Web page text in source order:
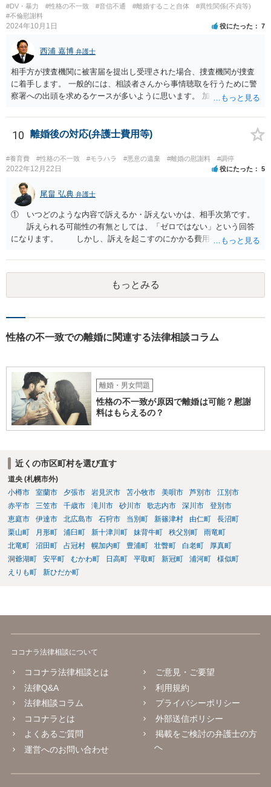
#DV・暴力 #性格の不一致 #音信不通 #離婚すること自体
#異性関係(不貞等)
#不倫慰謝料
2024年10月1日 役にたった 7
西浦 嘉博 弁護士
相手方が捜査機関に被害届を提出し受理された場合、捜査機関が捜査
に着手します。 一般的には、相談者さんから事情聴取を行うために警
察署への出頭を求めるケースが多いように思います。 加えて、相手方
具合などを実況見分調書で保存したりなど証拠を収集し、立件する方
針を決めた場合は検察庁に事件を送致する流れとなることが見込まれ
10 離婚後の対応(弁護士費用等)
#養育費 #性格の不一致 #モラハラ #悪意の遺棄 #離婚の慰謝料 #調停
2022年12月22日 役にたった 5
尾畠 弘典 弁護士
① いつどのような内容で訴えるか・訴えないかは、相手次第です。
訴えられる可能性の有無としては、「ゼロではない」という回答
になります。 しかし、訴えを起こすのにかかる費用や手間を考え
能力がない状況で作成した場合などは、無効になったり取り消された
りする可能性があります。しかし、法的には無効や取消しを主張する
ハードルはとても高いです。お聞きする限り、今回のケースでは無効
や取消しとなるような事情はないと思われます。 ③ 公正証書を作成
ります）と、合意内容について双方の了承が必要です。 現状では相
費増額を求める調停を提起するのがお勧めです。 調停で話し合いが
まとまらなければ、審判といって、それぞれの収入をもとに裁判所が
適切な金額を判断しますので、一応の決着はつきます。 調停や審判
で決定された養育費を支払わない場合は、強制執行（例えば給与の差
押えが考えられます。）することが可能です。 作成済みの協議書
が、公正証書ではないのであれば、現状では約束違反に対して強制執
停だと思います。 弁護士費用は自由化されており、弁護士ごとに
異なりますが、依頼時に２０～３０万円程度、増額が実現できた場合
には増額できた金額の●％という形で報酬を設定している場合が多いと
思います。 調停や審判によって、養育費が現状と比べて増減額し
得るのは③で説明したとおりです。 ⑤ 養育費の増額を求めることが
できる可能性があるのは③で説明したとおりです。 違反の内容次
第ではありますが、迷惑行為の停止を求めたり、賠償を求める訴訟と
起こすにも相応の費用と時間がかかります。 たとえば養育費の増
額調停を依頼して、併せて弁護士から相手に迷惑行為をやめるよう通
もっとみる
性格の不一致での離婚に関連する法律相談コラム
離婚・男女問題
性格の不一致が原因で離婚は可能？慰謝
料はもらえるの？
近くの市区町村を選び直す
道央 (札幌市外)
小樽市
室蘭市 夕張市 岩見沢市 苫小牧市 美唄市 芦別市
江別市
赤平市
三笠市 千歳市 滝川市 砂川市 歌志内市 深川市
登別市
恵庭市
伊達市 北広島市 石狩市 当別町 新篠津村 由仁町
長沼町
栗山町
月形町 浦臼町 新十津川町 妹背牛町 秩父別町
雨竜町
北竜町
沼田町 占冠村 幌加内町 豊浦町 壮瞥町 白老町
厚真町
洞爺湖町
安平町 むかわ町 日高町 平取町 新冠町 浦河町
様似町
えりも町
新ひだか町
ココナラ法律相談について
ココナラ法律相談とは
法律Q&A
法律相談コラム
ココナラとは
よくあるご質問
運営へのお問い合わせ
ご意見・ご要望
利用規約
プライバシーポリシー
外部送信ポリシー
掲載をご検討の弁護士の方
へ